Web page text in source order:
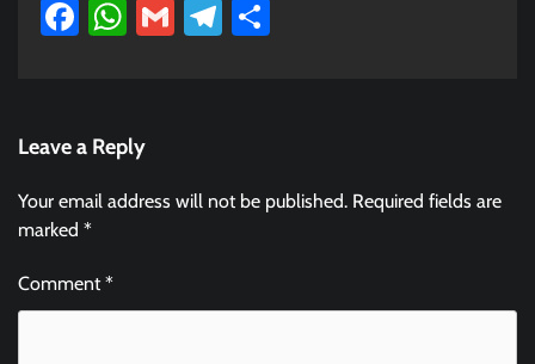
Facebook
WhatsApp
GmailTelegram
Leave a Reply
Your email address will not be published. Required fields are
marked *
Comment*